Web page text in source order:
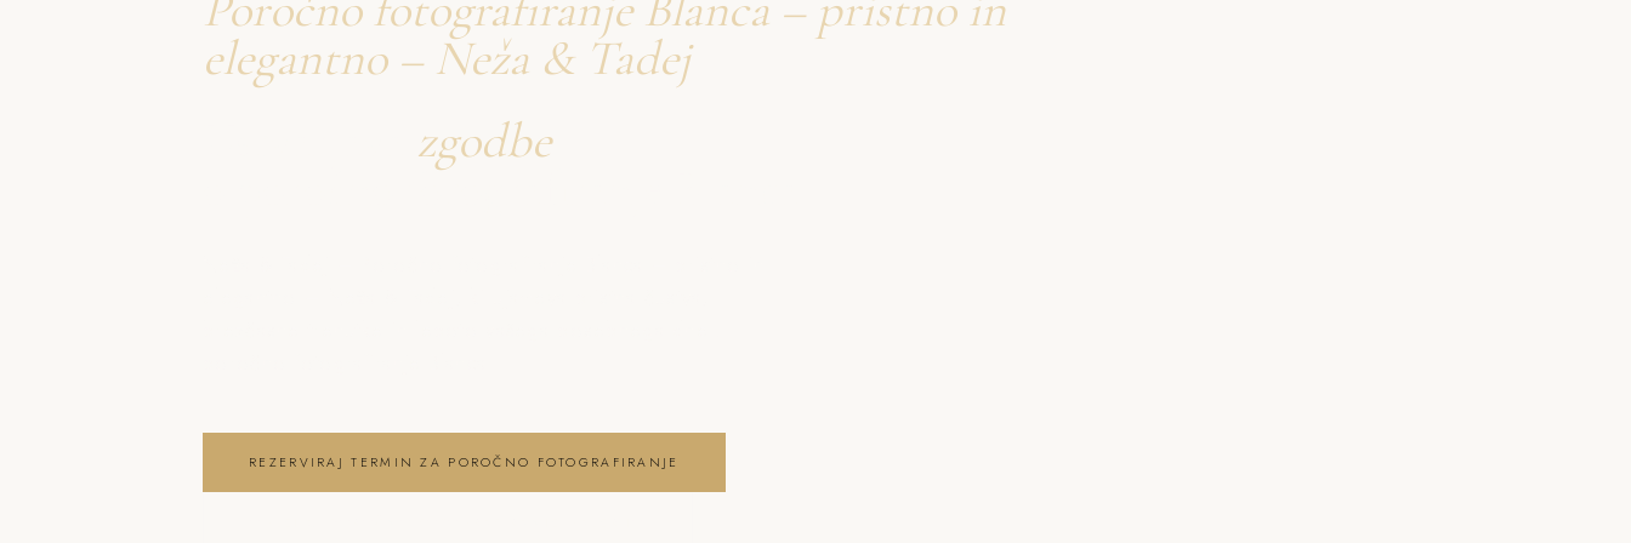
elegantno – Neža & Tadej
zgodbe
o poročno fotografiranje Blanca
REZERVIRAJ TERMIN ZA POROČNO FOTOGRAFIRANJE